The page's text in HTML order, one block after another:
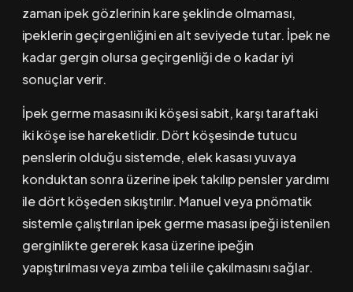
zaman ipek gözlerinin kare şeklinde olmaması,
ipeklerin geçirgenliğini en alt seviyede tutar. İpek ne
kadar gergin olursa geçirgenliği de o kadar iyi
sonuçlar verir.
İpek germe masasını iki köşesi sabit, karşı taraftaki
iki köşe ise hareketlidir. Dört köşesinde tutucu
penslerin olduğu sistemde, elek kasası yuvaya
konduktan sonra üzerine ipek takılıp pensler yardımı
ile dört köşeden sıkıştırılır. Manuel veya pnömatik
sistemle çalıştırılan ipek germe masası ipeği istenilen
gerginlikte gererek kasa üzerine ipeğin
yapıştırılması veya zımba teli ile çakılmasını sağlar.